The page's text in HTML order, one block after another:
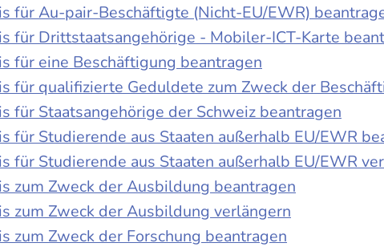
für Au-pair-Beschäftigte (Nicht-EU/EWR)
für Drittstaatsangehörige - Mobiler-ICT-Karte
für eine Beschäftigung beantragen
für qualifizierte Geduldete zum Zweck der
für Staatsangehörige der Schweiz beantragen
für Studierende aus Staaten außerhalb EU/EWR
für Studierende aus Staaten außerhalb EU/EWR
zum Zweck der Ausbildung beantragen
zum Zweck der Ausbildung verlängern
zum Zweck der Forschung beantragen